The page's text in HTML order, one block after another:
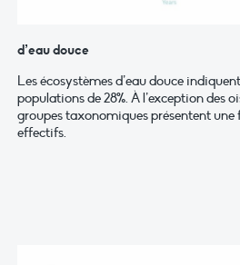
d’eau douce
Les écosystèmes d’eau douce
populations de 28%. À l’exception des
groupes taxonomiques présentent une
effectifs.